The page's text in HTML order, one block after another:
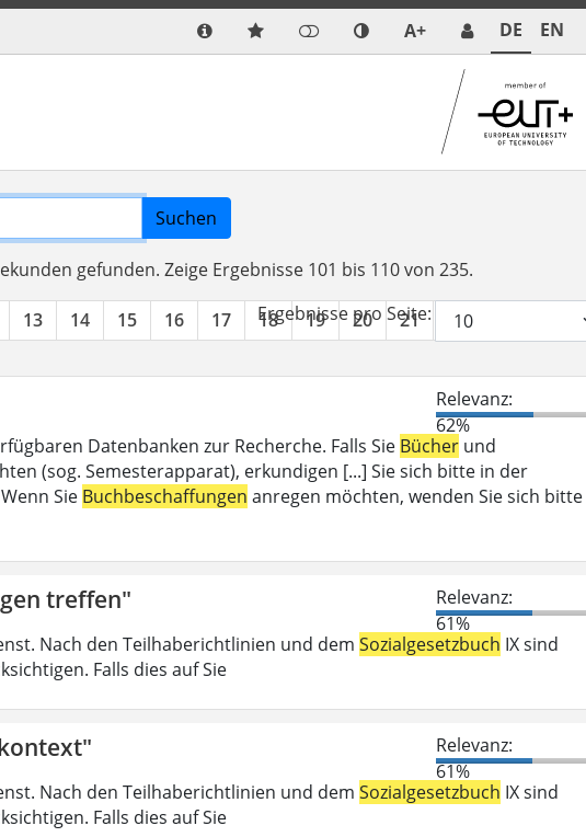
A+ DE EN
Suchen
gefunden. Zeige Ergebnisse 101 bis 110 von 235.
13 14 15 16 17 18 19 20 21 22
Ergebnisse pro Seite:
Relevanz:
62%
Datenbanken zur Recherche. Falls Sie Bücher und
(sog. Semesterapparat), erkundigen [...] Sie sich bitte in der
Sie Buchbeschaffungen anregen möchten, wenden Sie sich bitte
treffen"
Relevanz:
61%
Nach den Teilhaberichtlinien und dem Sozialgesetzbuch IX sind
Falls dies auf Sie
Relevanz:
61%
Nach den Teilhaberichtlinien und dem Sozialgesetzbuch IX sind
Falls dies auf Sie